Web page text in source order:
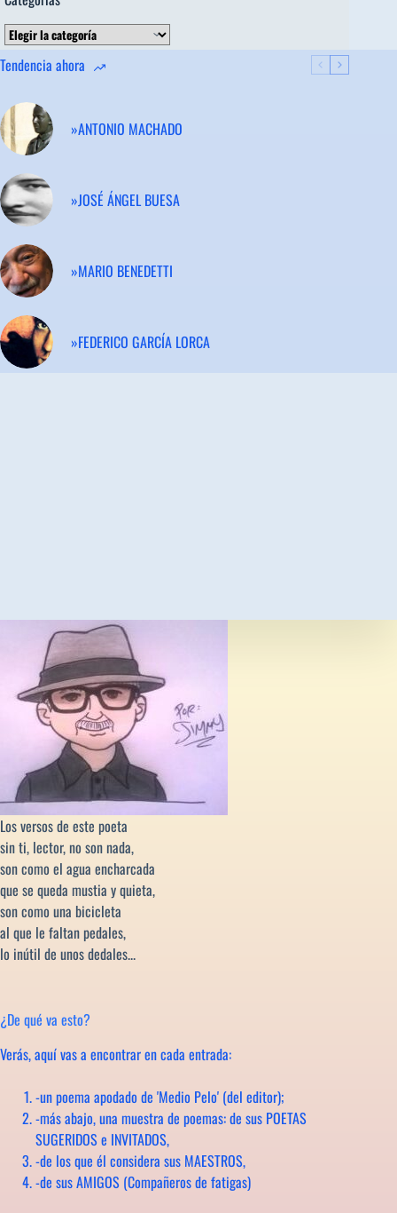
Categorías
Tendencia ahora
»ANTONIO MACHADO
»JOSÉ ÁNGEL BUESA
»MARIO BENEDETTI
»FEDERICO GARCÍA LORCA
Los versos de este poeta
sin ti, lector, no son nada,
son como el agua encharcada
que se queda mustia y quieta,
son como una bicicleta
al que le faltan pedales,
lo inútil de unos dedales...
¿De qué va esto?
Verás, aquí vas a encontrar en cada entrada:
-un poema apodado de 'Medio Pelo' (del editor);
-más abajo, una muestra de poemas: de sus POETAS
SUGERIDOS e INVITADOS,
-de los que él considera sus MAESTROS,
-de sus AMIGOS (Compañeros de fatigas)